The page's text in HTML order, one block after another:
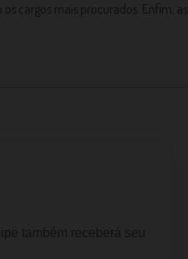
cargos mais procurados. Enfim, as
também receberá seu